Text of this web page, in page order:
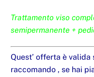
Trattamento viso
semipermanente +
Quest’ offerta è
raccomando , se hai